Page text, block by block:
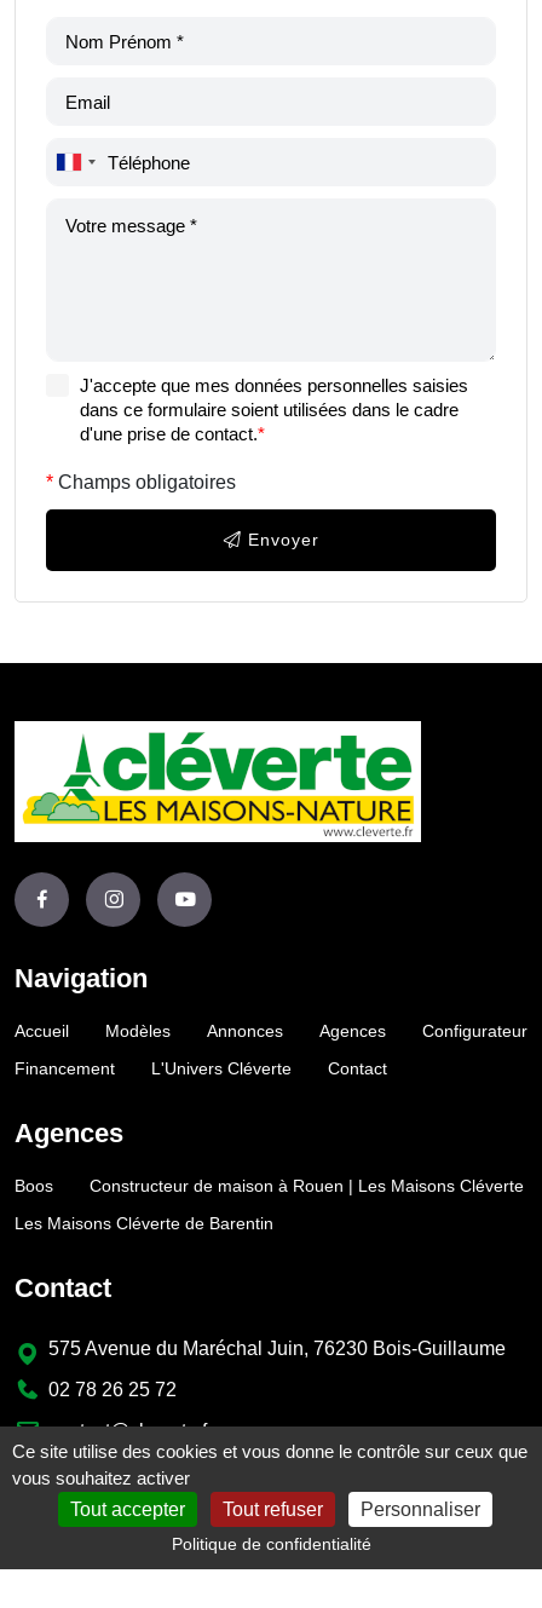
J'accepte que mes données personnelles saisies
dans ce formulaire soient utilisées dans le cadre
d'une prise de contact.*
Champs obligatoires
Envoyer
Navigation
Accueil Modèles Annonces Agences
Configurateur
Financement
L'Univers Cléverte Contact
Agences
Boos
Constructeur de maison à Rouen | Les Maisons Cléverte
Les Maisons Cléverte de Barentin
Contact
575 Avenue du Maréchal Juin, 76230 Bois-Guillaume
02 78 26 25 72
contact@cleverte.fr
© Copyright 2025 - Cléverte
Mentions légales
Ce site utilise des cookies et vous donne le contrôle sur ceux que
vous souhaitez activer
Tout accepter
Tout refuser Personnaliser
Politique de confidentialité